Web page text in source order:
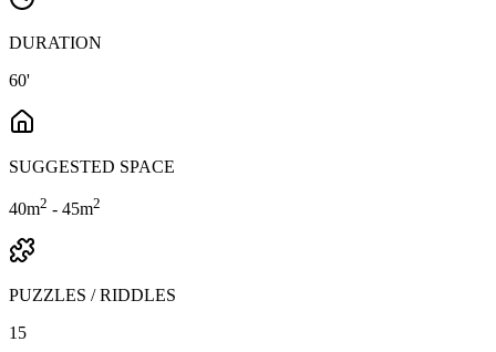
DURATION
60'
SUGGESTED SPACE
40m2 - 45m2
PUZZLES / RIDDLES
15